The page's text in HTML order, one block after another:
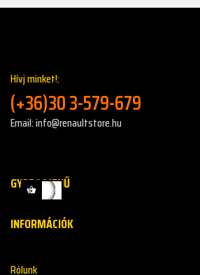
Hívj minket!:
(+36)30 3-579-679
Email: info@renaultstore.hu
GYORS MENŰ
INFORMÁCIÓK
Rólunk